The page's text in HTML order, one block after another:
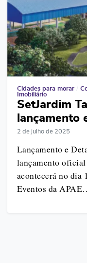
Cidades para morar
Imobiliário
SetJardim
lançamento
2 de julho de 2025
Lançamento e
lançamento
acontecerá no dia
Eventos da